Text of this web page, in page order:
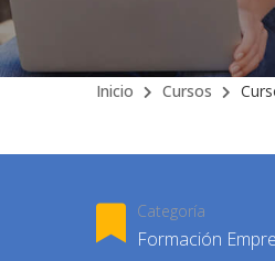
Inicio Cursos
Categoría
Formación